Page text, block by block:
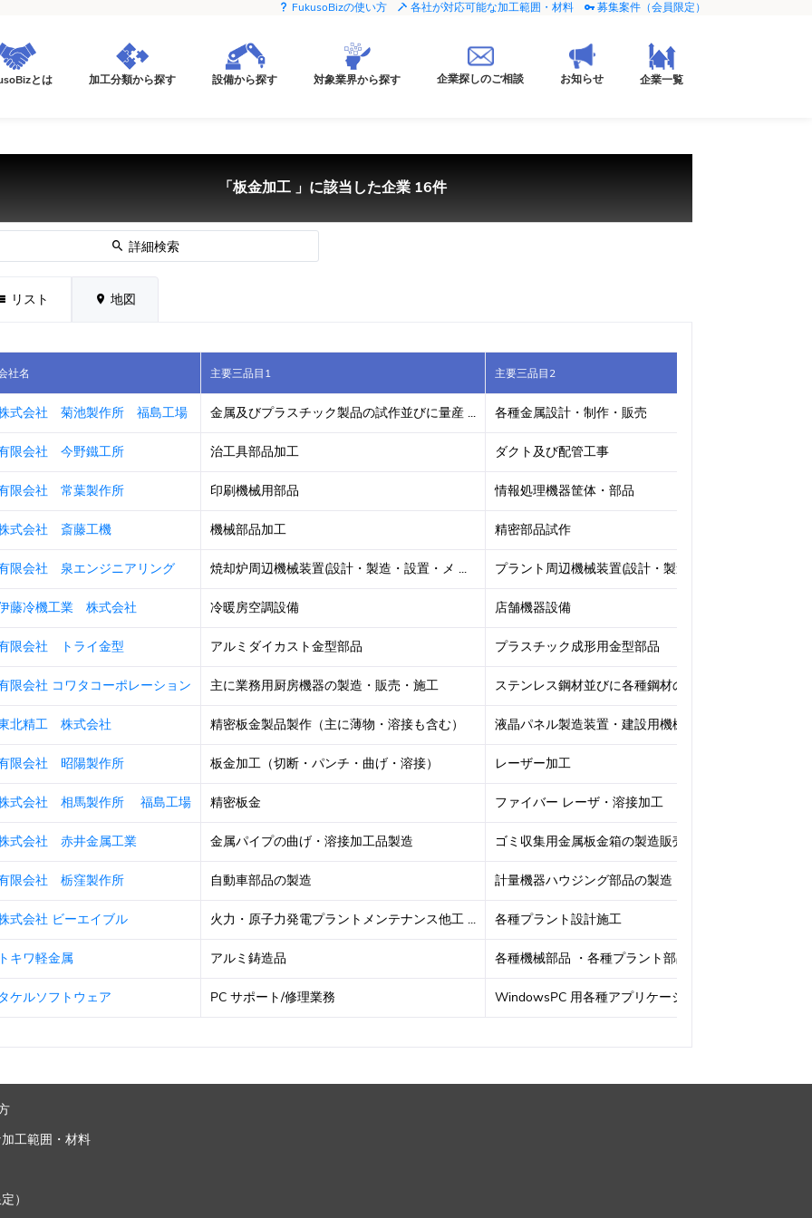
FukusoBizの使い方 各社が対応可能な加工範囲・材料 募集案件（会員限定）
とは 加工分類から探す 設備から探す 対象業界から探す 企業探しのご相談 お知らせ 企業一覧
「板金加工 」に該当した企業 16件
詳細検索
リスト 地図
社名 主要三品目1 主要三品目2
式会社 菊池製作所 福島工場 金属及びプラスチック製品の試作並びに量産 ... 各種金属設計・制作・販売
限会社 今野鐵工所 治工具部品加工 ダクト及び配管工事
限会社 常葉製作所 印刷機械用部品 情報処理機器筐体・部品
式会社 斎藤工機 機械部品加工 精密部品試作
限会社 泉エンジニアリング 焼却炉周辺機械装置(設計・製造・設置・メ ... プラント周辺機械装置(設計・製造・設置・ ...
藤冷機工業 株式会社 冷暖房空調設備 店舗機器設備
限会社 トライ金型 アルミダイカスト金型部品 プラスチック成形用金型部品
限会社 コワタコーポレーション 主に業務用厨房機器の製造・販売・施工 ステンレス鋼材並びに各種鋼材の加工及び付 ...
北精工 株式会社 精密板金製品製作（主に薄物・溶接も含む） 液晶パネル製造装置・建設用機械・半導体査 ...
限会社 昭陽製作所 板金加工（切断・パンチ・曲げ・溶接） レーザー加工
式会社 相馬製作所 福島工場 精密板金 ファイバー レーザ・溶接加工
式会社 赤井金属工業 金属パイプの曲げ・溶接加工品製造 ゴミ収集用金属板金箱の製造販売
限会社 栃窪製作所 自動車部品の製造 計量機器ハウジング部品の製造
式会社 ビーエイブル 火力・原子力発電プラントメンテナンス他工 ... 各種プラント設計施工
キワ軽金属 アルミ鋳造品 各種機械部品 ・各種プラント部品
ケルソフトウェア PC サポート/修理業務 WindowsPC 用各種アプリケーショ ...
工範囲・材料
）